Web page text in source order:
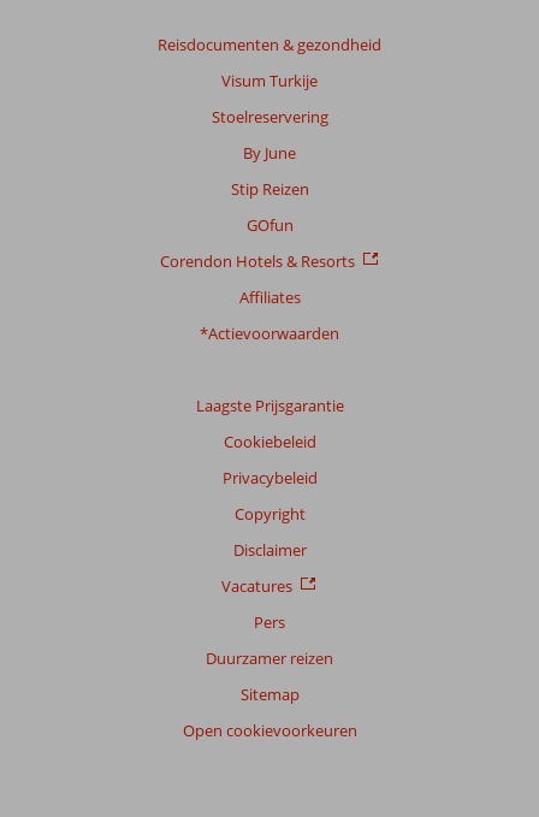
Reisdocumenten & gezondheid
Visum Turkije
Stoelreservering
By June
Stip Reizen
GOfun
Corendon Hotels & Resorts
Affiliates
*Actievoorwaarden
Laagste Prijsgarantie
Cookiebeleid
Privacybeleid
Copyright
Disclaimer
Vacatures
Pers
Duurzamer reizen
Sitemap
Open cookievoorkeuren